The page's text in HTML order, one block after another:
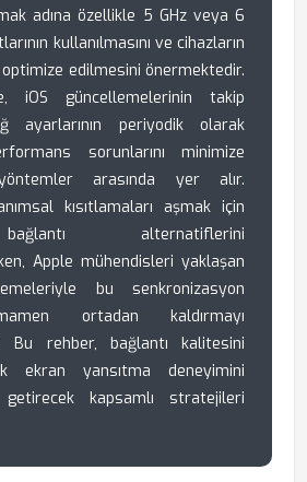
adına özellikle 5 GHz veya 6
kullanılmasını ve cihazların
optimize edilmesini önermektedir.
iOS güncellemelerinin takip
ayarlarının periyodik olarak
sorunlarını minimize
arasında yer alır.
kısıtlamaları aşmak için
alternatiflerini
Apple mühendisleri yaklaşan
bu senkronizasyon
ortadan kaldırmayı
Bu rehber, bağlantı kalitesini
ekran yansıtma deneyimini
kapsamlı stratejileri